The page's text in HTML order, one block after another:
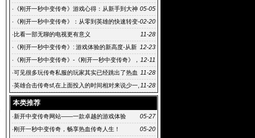
传奇-《刚开一秒中变传奇》游戏攻略：如何快速成为游
戏中的
05-05
· 《刚开一秒中变传奇》游戏心得：从新手到大神
的蜕变之路
02-20
· 《刚开一秒中变传奇》：从零到英雄的快速转变-
《刚开一秒中变传奇》背后的传奇故事
11-28
· 比看一部无聊的电视更有意义
12-23
· 《刚开一秒中变传奇》: 游戏体验的新高度-从新
手到传奇:《刚开一秒中变传奇》的游戏攻略
12-11
· 《刚开一秒中变传奇》-《刚开一秒中变传奇》，
小说简介和背景
11-28
·可见很多玩传奇私服的玩家其实已经跳出了热血
传奇的
11-28
·英雄合击传奇sf,在上面投入的时间相对来说少一,
英雄合击传奇sf 些
本类推荐
05-27
·新开中变传奇网站——一款卓越的游戏体验
05-20
·刚开一秒中变传奇，畅享热血传奇人生！